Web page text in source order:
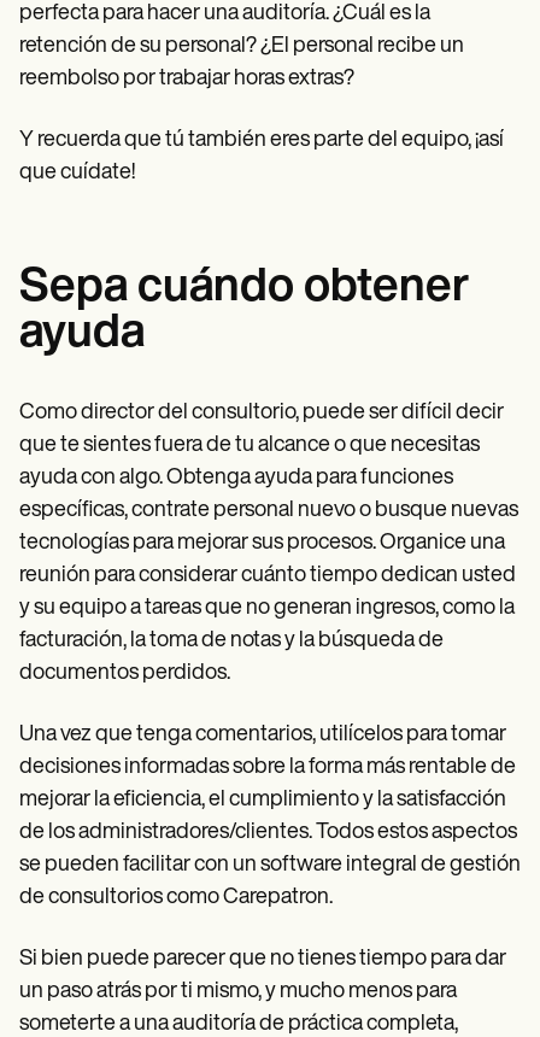
perfecta para hacer una auditoría. ¿Cuál es la
retención de su personal? ¿El personal recibe un
reembolso por trabajar horas extras?
Y recuerda que tú también eres parte del equipo, ¡así
que cuídate!
Sepa cuándo obtener
ayuda
Como director del consultorio, puede ser difícil decir
que te sientes fuera de tu alcance o que necesitas
ayuda con algo. Obtenga ayuda para funciones
específicas, contrate personal nuevo o busque nuevas
tecnologías para mejorar sus procesos. Organice una
reunión para considerar cuánto tiempo dedican usted
y su equipo a tareas que no generan ingresos, como la
facturación, la toma de notas y la búsqueda de
documentos perdidos.
Una vez que tenga comentarios, utilícelos para tomar
decisiones informadas sobre la forma más rentable de
mejorar la eficiencia, el cumplimiento y la satisfacción
de los administradores/clientes. Todos estos aspectos
se pueden facilitar con un software integral de gestión
de consultorios como Carepatron.
Si bien puede parecer que no tienes tiempo para dar
un paso atrás por ti mismo, y mucho menos para
someterte a una auditoría de práctica completa,